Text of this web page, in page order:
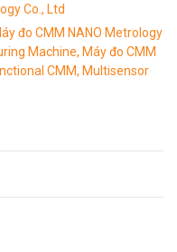
Co., Ltd
đo CMM NANO Metrology
Machine, Máy đo CMM
CMM, Multisensor